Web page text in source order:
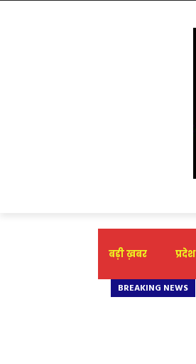
बड़ी ख़बर प्रदेश
BREAKING NEWS